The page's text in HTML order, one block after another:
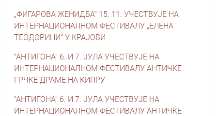
„ФИГАРОВА ЖЕНИДБА“ 15. 11. УЧЕСТВУЈЕ НА
ИНТЕРНАЦИОНАЛНОМ ФЕСТИВАЛУ „ЕЛЕНА
ТЕОДОРИНИ“ У КРАЈОВИ
"АНТИГОНА" 6. И 7. ЈУЛА УЧЕСТВУЈЕ НА
ИНТЕРНАЦИОНАЛНОМ ФЕСТИВАЛУ АНТИЧКЕ
ГРЧКЕ ДРАМЕ НА КИПРУ
"АНТИГОНА" 6. И 7. ЈУЛА УЧЕСТВУЈЕ НА
ИНТЕРНАЦИОНАЛНОМ ФЕСТИВАЛУ АНТИЧКЕ